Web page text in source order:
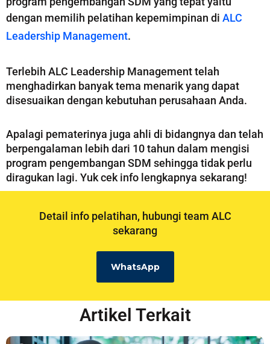
dengan memilih pelatihan kepemimpinan di ALC
Leadership Management.
Terlebih ALC Leadership Management telah
menghadirkan banyak tema menarik yang dapat
disesuaikan dengan kebutuhan perusahaan Anda.
Apalagi pematerinya juga ahli di bidangnya dan telah
berpengalaman lebih dari 10 tahun dalam mengisi
program pengembangan SDM sehingga tidak perlu
diragukan lagi. Yuk cek info lengkapnya sekarang!
Detail info pelatihan, hubungi team ALC
sekarang
WhatsApp
Artikel Terkait